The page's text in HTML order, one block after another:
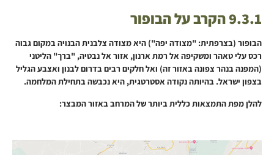
9.3.1 הקרב על הבופור
הבופור (בצרפתית: "מצודה יפה") היא מצודה צלבנית הבנויה במקום גבוה
רכס עלי טאהר ומשקיפה אל רמת ארנון, אזור אל נבטיה, "ברך" הליטני
(המפנה בנהר צפונה באזור זה) ואל חלקים רבים בדרום לבנון ואצבע הגליל
בצפון ישראל. בהיותה נקודה אסטרטגית, היא נכבשה בתחילת המלחמה.
להלן מפת התמצאות כללית ביותר של המרחב באזור המבצר: